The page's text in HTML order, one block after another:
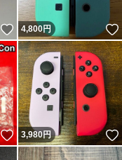
いいね！
4,800円
いいね！
3,980円